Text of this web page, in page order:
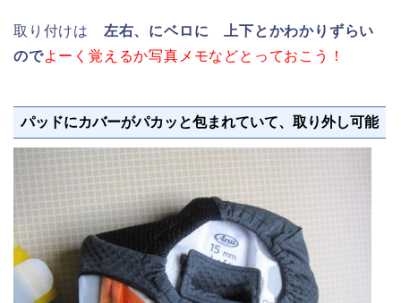
取り付けは 左右、にベロに 上下とかわかりずらい
のでよーく覚えるか写真メモなどとっておこう！
パッドにカバーがパカッと包まれていて、取り外し可能